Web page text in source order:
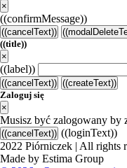
×
((confirmMessage))
((cancelText))
((title))
×
((label))
((cancelText)) ((createText))
Zaloguj się
×
Musisz być zalogowany by
((cancelText)) ((loginText))
2022 Piórniczek | All rights
Made by Estima Group